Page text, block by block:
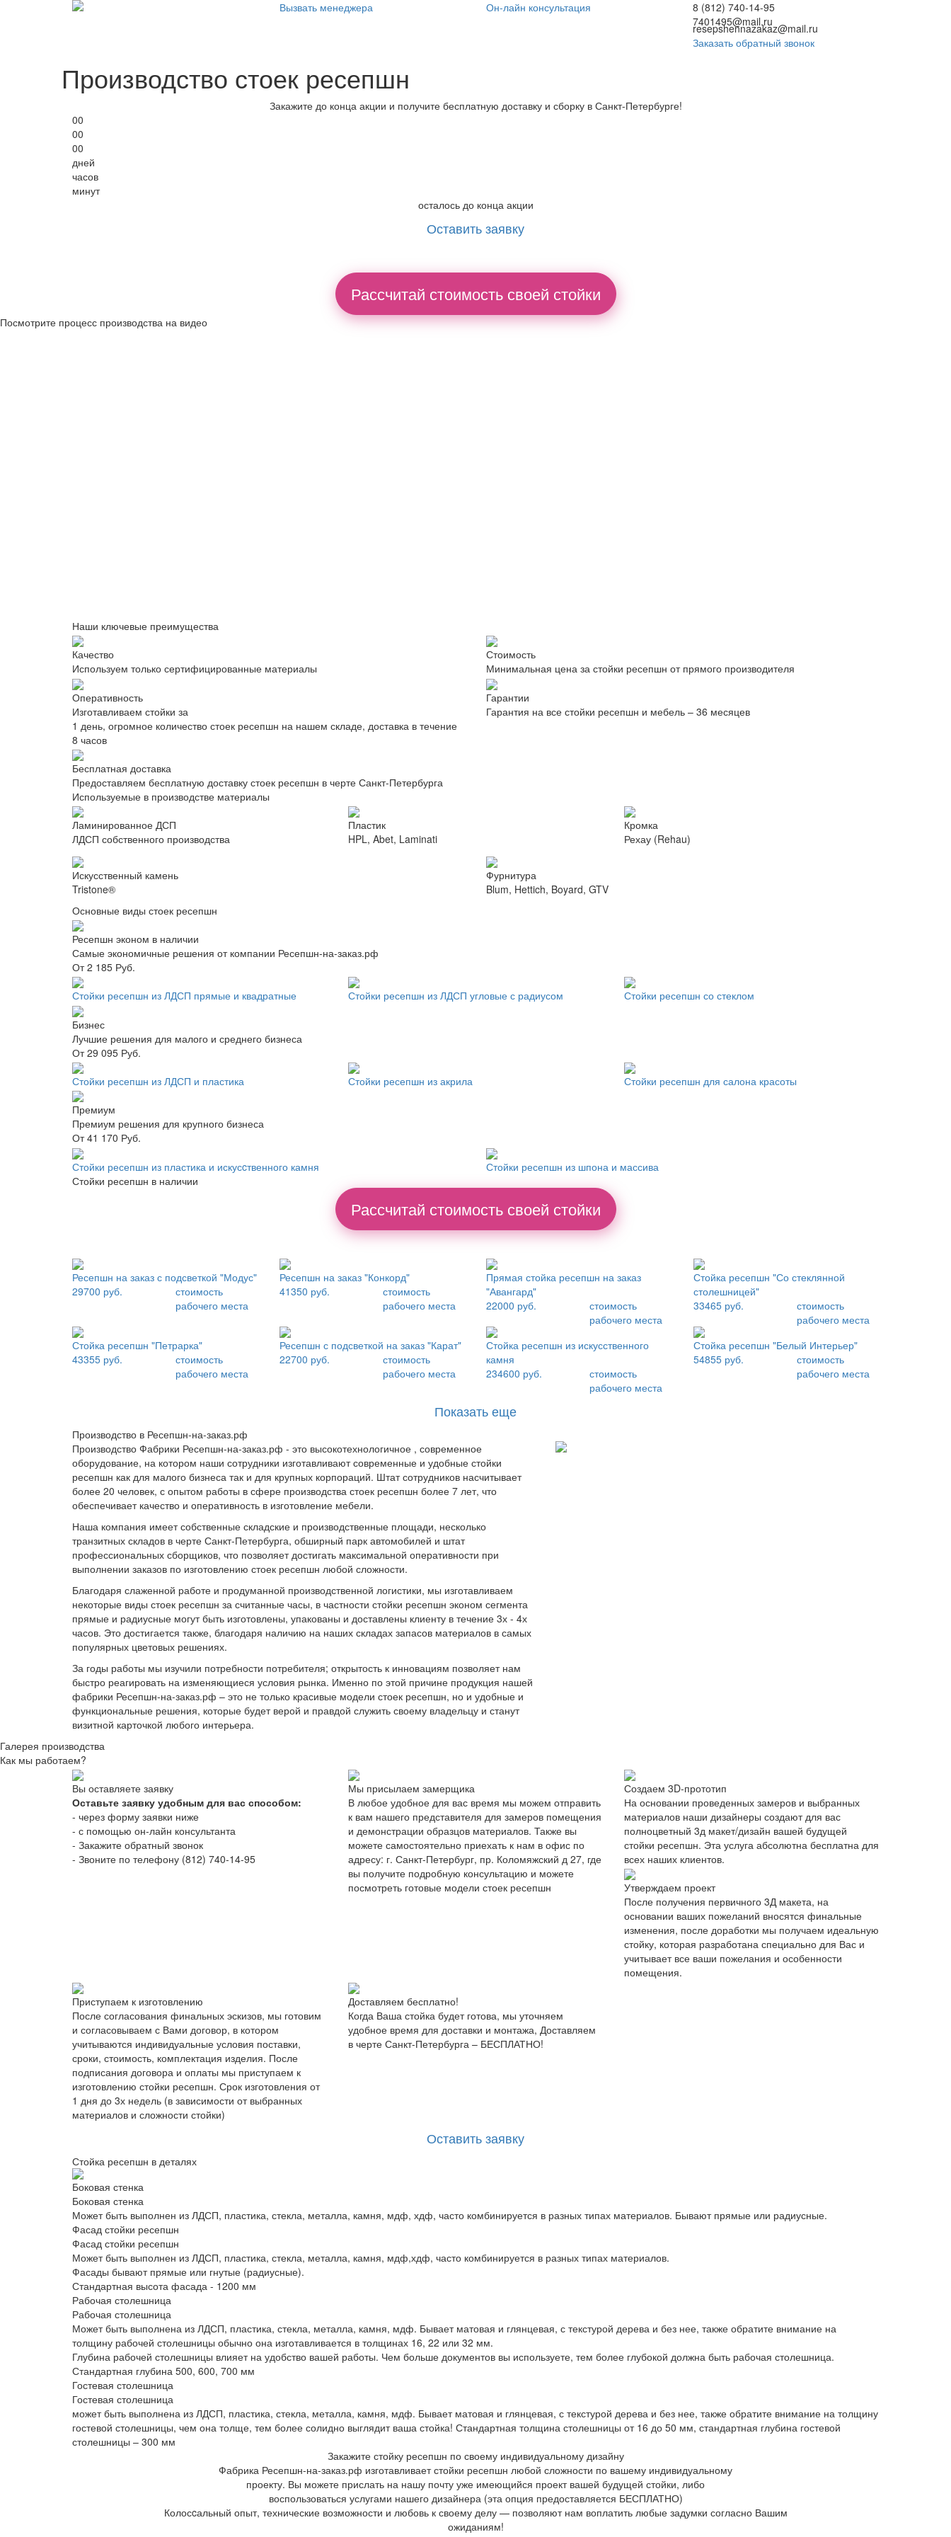
Вызвать менеджера Он-лайн консультация
8 (812) 740-14-95
7401495@mail.ru
resepshennazakaz@mail.ru
Заказать обратный звонок
Производство стоек ресепшн
Закажите до конца акции и получите бесплатную доставку и сборку в Санкт-Петербурге!
00
00
00
дней
часов
минут
осталось до конца акции
Оставить заявку
Рассчитай стоимость своей стойки
Посмотрите процесс производства на видео
Наши ключевые преимущества
Качество
Используем только сертифицированные материалы
Стоимость
Минимальная цена за стойки ресепшн от прямого производителя
Оперативность
Изготавливаем стойки за
1 день, огромное количество стоек ресепшн на нашем складе, доставка в течение
8 часов
Гарантии
Гарантия на все стойки ресепшн и мебель – 36 месяцев
Бесплатная доставка
Предоставляем бесплатную доставку стоек ресепшн в черте Санкт-Петербурга
Используемые в производстве материалы
Ламинированное ДСП
ЛДСП собственного производства
Пластик
HPL, Abet, Laminati
Кромка
Рехау (Rehau)
Искусственный камень
Tristone®
Фурнитура
Blum, Hettich, Boyard, GTV
Основные виды стоек ресепшн
Ресепшн эконом в наличии
Самые экономичные решения от компании Ресепшн-на-заказ.рф
От 2 185 Руб.
Стойки ресепшн из ЛДСП прямые и квадратные Стойки ресепшн из ЛДСП угловые с радиусом Стойки ресепшн со стеклом
Бизнес
Лучшие решения для малого и среднего бизнеса
От 29 095 Руб.
Стойки ресепшн из ЛДСП и пластика Стойки ресепшн из акрила Стойки ресепшн для салона красоты
Премиум
Премиум решения для крупного бизнеса
От 41 170 Руб.
Стойки ресепшн из пластика и искусcтвенного камня
Стойки ресепшн из шпона и массива
Стойки ресепшн в наличии
Рассчитай стоимость своей стойки
Ресепшн на заказ с подсветкой "Модус"
29700 руб.
стоимость
рабочего места
Ресепшн на заказ "Конкорд"
41350 руб.
стоимость
рабочего места
Прямая стойка ресепшн на заказ
"Авангард"
22000 руб.
стоимость
рабочего места
Стойка ресепшн "Со стеклянной
столешницей"
33465 руб.
стоимость
рабочего места
Стойка ресепшн "Петрарка"
43355 руб.
стоимость
рабочего места
Ресепшн с подсветкой на заказ "Карат"
22700 руб.
стоимость
рабочего места
Стойка ресепшн из искусственного
камня
234600 руб.
стоимость
рабочего места
Стойка ресепшн "Белый Интерьер"
54855 руб.
стоимость
рабочего места
Показать еще
Производство в Ресепшн-на-заказ.рф
Производство Фабрики Ресепшн-на-заказ.рф - это высокотехнологичное , современное
оборудование, на котором наши сотрудники изготавливают современные и удобные стойки
ресепшн как для малого бизнеса так и для крупных корпораций. Штат сотрудников насчитывает
более 20 человек, с опытом работы в сфере производства стоек ресепшн более 7 лет, что
обеспечивает качество и оперативность в изготовление мебели.
Наша компания имеет собственные складские и производственные площади, несколько
транзитных складов в черте Санкт-Петербурга, обширный парк автомобилей и штат
профессиональных сборщиков, что позволяет достигать максимальной оперативности при
выполнении заказов по изготовлению стоек ресепшн любой сложности.
Благодаря слаженной работе и продуманной производственной логистики, мы изготавливаем
некоторые виды стоек ресепшн за считанные часы, в частности стойки ресепшн эконом сегмента
прямые и радиусные могут быть изготовлены, упакованы и доставлены клиенту в течение 3х - 4х
часов. Это достигается также, благодаря наличию на наших складах запасов материалов в самых
популярных цветовых решениях.
За годы работы мы изучили потребности потребителя; открытость к инновациям позволяет нам
быстро реагировать на изменяющиеся условия рынка. Именно по этой причине продукция нашей
фабрики Ресепшн-на-заказ.рф – это не только красивые модели стоек ресепшн, но и удобные и
функциональные решения, которые будет верой и правдой служить своему владельцу и станут
визитной карточкой любого интерьера.
Галерея производства
Как мы работаем?
Вы оставляете заявку
Оставьте заявку удобным для вас способом:
- через форму заявки ниже
- с помощью он-лайн консультанта
- Закажите обратный звонок
- Звоните по телефону (812) 740-14-95
Мы присылаем замерщика
В любое удобное для вас время мы можем отправить
к вам нашего представителя для замеров помещения
и демонстрации образцов материалов. Также вы
можете самостоятельно приехать к нам в офис по
адресу: г. Санкт-Петербург, пр. Коломяжский д 27, где
вы получите подробную консультацию и можете
посмотреть готовые модели стоек ресепшн
Создаем 3D-прототип
На основании проведенных замеров и выбранных
материалов наши дизайнеры создают для вас
полноцветный 3д макет/дизайн вашей будущей
стойки ресепшн. Эта услуга абсолютна бесплатна для
всех наших клиентов.
Утверждаем проект
После получения первичного 3Д макета, на
основании ваших пожеланий вносятся финальные
изменения, после доработки мы получаем идеальную
стойку, которая разработана специально для Вас и
учитывает все ваши пожелания и особенности
помещения.
Приступаем к изготовлению
После согласования финальных эскизов, мы готовим
и согласовываем с Вами договор, в котором
учитываются индивидуальные условия поставки,
сроки, стоимость, комплектация изделия. После
подписания договора и оплаты мы приступаем к
изготовлению стойки ресепшн. Срок изготовления от
1 дня до 3х недель (в зависимости от выбранных
материалов и сложности стойки)
Доставляем бесплатно!
Когда Ваша стойка будет готова, мы уточняем
удобное время для доставки и монтажа, Доставляем
в черте Санкт-Петербурга – БЕСПЛАТНО!
Оставить заявку
Стойка ресепшн в деталях
Боковая стенка
Боковая стенка
Может быть выполнен из ЛДСП, пластика, стекла, металла, камня, мдф, хдф, часто комбинируется в разных типах материалов. Бывают прямые или радиусные.
Фасад стойки ресепшн
Фасад стойки ресепшн
Может быть выполнен из ЛДСП, пластика, стекла, металла, камня, мдф,хдф, часто комбинируется в разных типах материалов.
Фасады бывают прямые или гнутые (радиусные).
Стандартная высота фасада - 1200 мм
Рабочая столешница
Рабочая столешница
Может быть выполнена из ЛДСП, пластика, стекла, металла, камня, мдф. Бывает матовая и глянцевая, с текстурой дерева и без нее, также обратите внимание на
толщину рабочей столешницы обычно она изготавливается в толщинах 16, 22 или 32 мм.
Глубина рабочей столешницы влияет на удобство вашей работы. Чем больше документов вы используете, тем более глубокой должна быть рабочая столешница.
Стандартная глубина 500, 600, 700 мм
Гостевая столешница
Гостевая столешница
может быть выполнена из ЛДСП, пластика, стекла, металла, камня, мдф. Бывает матовая и глянцевая, с текстурой дерева и без нее, также обратите внимание на толщину
гостевой столешницы, чем она толще, тем более солидно выглядит ваша стойка! Стандартная толщина столешницы от 16 до 50 мм, стандартная глубина гостевой
столешницы – 300 мм
Закажите стойку ресепшн по своему индивидуальному дизайну
Фабрика Ресепшн-на-заказ.рф изготавливает стойки ресепшн любой сложности по вашему индивидуальному
проекту. Вы можете прислать на нашу почту уже имеющийся проект вашей будущей стойки, либо
воспользоваться услугами нашего дизайнера (эта опция предоставляется БЕСПЛАТНО)
Колосcальный опыт, технические возможности и любовь к своему делу — позволяют нам воплатить любые задумки согласно Вашим
ожиданиям!